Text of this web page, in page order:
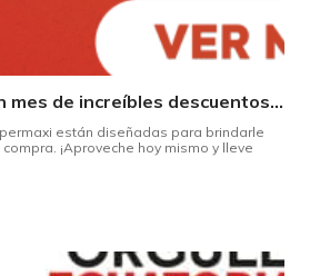
¡Prepárese para un mes de increíbles descuentos en Supermaxi!
están diseñadas para brindarle
¡Aproveche hoy mismo y lleve